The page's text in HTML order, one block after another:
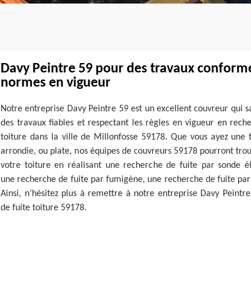
Davy Peintre 59 pour des travaux
normes en vigueur
Notre entreprise Davy Peintre 59 est un excellent couvreur qui
des travaux fiables et respectant les règles en vigueur en
toiture dans la ville de Millonfosse 59178. Que vous ayez une
arrondie, ou plate, nos équipes de couvreurs 59178 pourront
votre toiture en réalisant une recherche de fuite par sonde
une recherche de fuite par fumigène, une recherche de fuite
Ainsi, n’hésitez plus à remettre à notre entreprise Davy
de fuite toiture 59178.